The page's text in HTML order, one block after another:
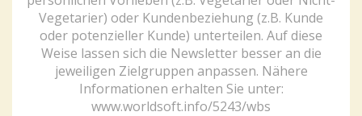
Vegetarier) oder Kundenbeziehung (z.B. Kunde
oder potenzieller Kunde) unterteilen. Auf diese
Weise lassen sich die Newsletter besser an die
jeweiligen Zielgruppen anpassen. Nähere
Informationen erhalten Sie unter:
www.worldsoft.info/5243/wbs